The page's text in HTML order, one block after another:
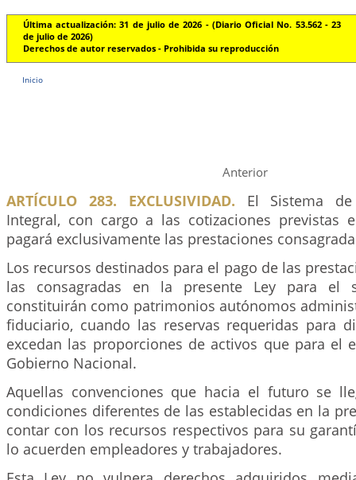
Última actualización: 31 de julio de 2026 - (Diario Oficial No. 53.562 - 23
de julio de 2026)
Derechos de autor reservados - Prohibida su reproducción
Inicio
Anterior
ARTÍCULO 283. EXCLUSIVIDAD. El Sistema de
Integral, con cargo a las cotizaciones previstas
pagará exclusivamente las prestaciones
Los recursos destinados para el pago de las
las consagradas en la presente Ley para el
constituirán como patrimonios autónomos
fiduciario, cuando las reservas requeridas para
excedan las proporciones de activos que para el
Gobierno Nacional.
Aquellas convenciones que hacia el futuro se
condiciones diferentes de las establecidas en la
contar con los recursos respectivos para su
lo acuerden empleadores y trabajadores.